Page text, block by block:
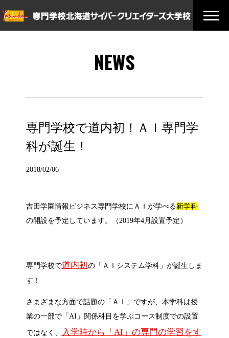
NEWS
専門学校で道内初！ＡＩ専門学
科が誕生！
2018/02/06
吉田学園情報ビジネス専門学校にＡＩが学べる新学科
の開設を予定しています。（2019年4月設置予定）
専門学校で道内初の「ＡＩシステム学科」が誕生しま
す！
さまざまな方面で話題の「ＡＩ」ですが、本学科は授
業の一部で「AI」関係科目を学ぶコース制度での設置
ではなく、
入学時から「AI」の専門の学習をす